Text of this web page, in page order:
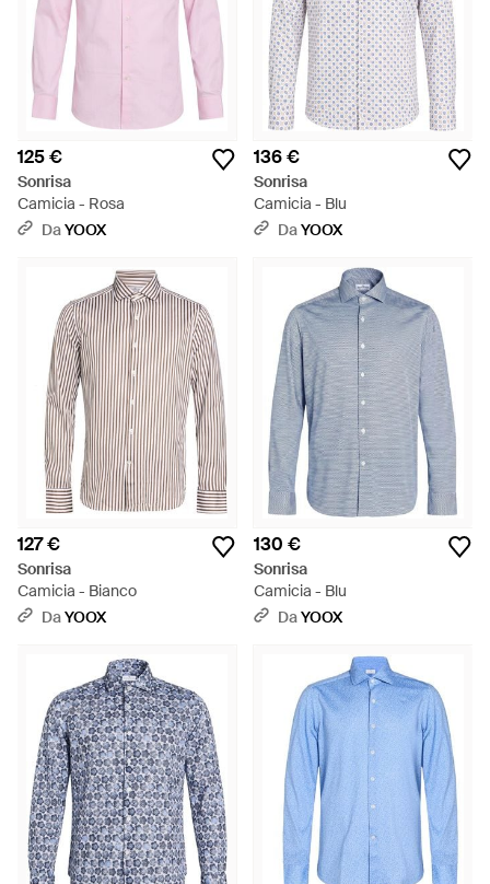
125 €
Sonrisa
Camicia - Rosa
DaYOOX
136 €
Sonrisa
Camicia - Blu
DaYOOX
127 €
Sonrisa
Camicia - Bianco
DaYOOX
130 €
Sonrisa
Camicia - Blu
DaYOOX